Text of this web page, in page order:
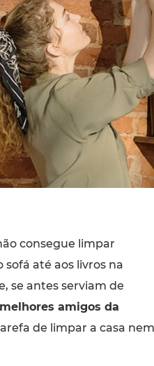
consegue limpar
até aos livros na
se antes serviam de
amigos da
de limpar a casa nem